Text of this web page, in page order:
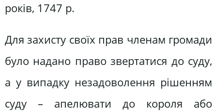
років, 1747 р.
Для захисту своїх прав членам громади
було надано право звертатися до суду,
а у випадку незадоволення рішенням
суду – апелювати до короля або